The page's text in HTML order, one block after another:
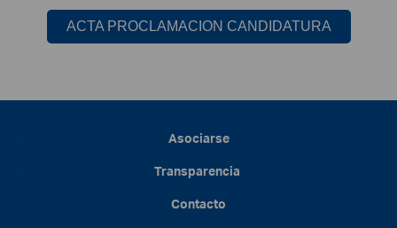
ACTA PROCLAMACION CANDIDATURA
Asociarse
Transparencia
Contacto